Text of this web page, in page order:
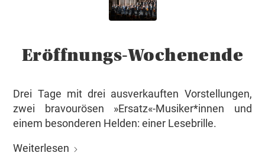
Eröffnungs-Wochenende
Drei Tage mit drei ausverkauften Vorstellungen,
zwei bravourösen »Ersatz«-Musiker*innen und
einem besonderen Helden: einer Lesebrille.
Weiterlesen